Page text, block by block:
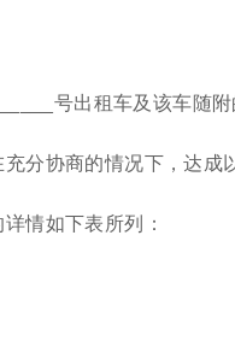
号出租车及该车随
分协商的情况下，达成
情如下表所列：